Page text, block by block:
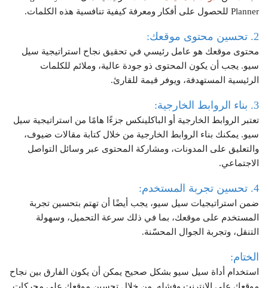
Planner للحصول على أفكار ومعرفة كيفية تنافسية هذه الكلمات.
2. تحسين محتوى موقعك:
محتوى موقعك هو عامل رئيسي في تحقيق نجاح استراتيجية سيل
سيو. يجب أن يكون المحتوى ذو جودة عالية، وملائم للكلمات
الرئيسية المستهدفة، ويوفر قيمة للقارئ.
3. بناء الروابط الخارجية:
تعتبر الروابط الخارجية أو الباكلينكس جزءًا هامًا من استراتيجية سيل
سيو. يمكنك بناء الروابط الخارجية من خلال كتابة مقالات ضيوف،
والتعليق على المدونات، ومشاركة المحتوى عبر وسائل التواصل
الاجتماعي.
4. تحسين تجربة المستخدم:
ضمن استراتيجيات سيل سيو، يجب أيضًا أن تهتم بتحسين تجربة
المستخدم على موقعك، بما في ذلك سرعة التحميل، وسهولة
التنقل، وتجربة الجوال المحسّنة.
الختام:
استخدام أداة سيل سيو بشكل صحيح يمكن أن يكون الفارق بين نجاح